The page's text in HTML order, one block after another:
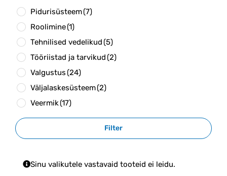
Pidurisüsteem(7)
Roolimine(1)
Tehnilised vedelikud(5)
Tööriistad ja tarvikud(2)
Valgustus(24)
Väljalaskesüsteem(2)
Veermik(17)
Filter
Sinu valikutele vastavaid tooteid ei leidu.